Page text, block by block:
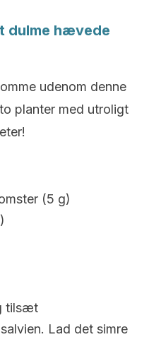
dulme hævede
udenom denne
planter med utroligt
(5 g)
tilsæt
Lad det simre